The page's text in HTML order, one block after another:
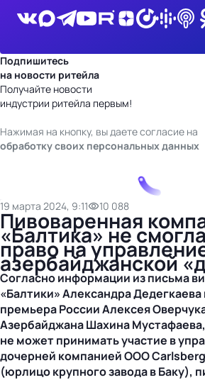
Подпишитесь
на новости ритейла
Получайте новости
индустрии ритейла первым!
Нажимая на кнопку, вы даете согласие на
обработку своих персональных данных
19 марта 2024, 9:11 10 088
Пивоваренная
«Балтика» не
право на
азербайджанской
Согласно информации из письма
«Балтики» Александра Дедегкаева
премьераРоссии Алексея
Азербайджана Шахина
не может принимать участие в
дочерней компанией ООО
(юрлицо крупного завода в Баку),